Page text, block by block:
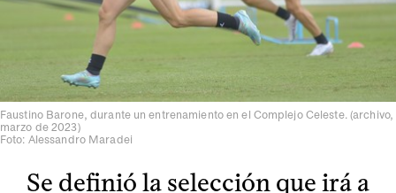
Faustino Barone, durante un entrenamiento en el Complejo Celeste. (archivo,
marzo de 2023)
Foto: Alessandro Maradei
Se definió la selección que irá a